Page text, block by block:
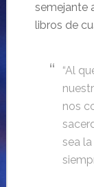
semejante
libros de
“Al
nos
sea